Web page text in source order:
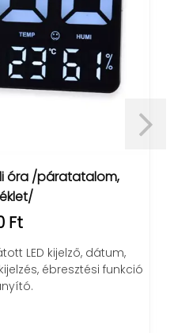
óra /páratatalom,
Ft
LED kijelző, dátum,
ébresztési funkció